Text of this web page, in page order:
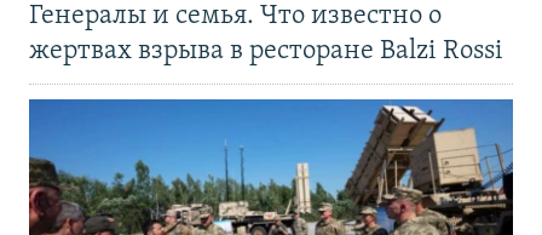
Генералы и семья. Что известно о
жертвах взрыва в ресторане Balzi Rossi